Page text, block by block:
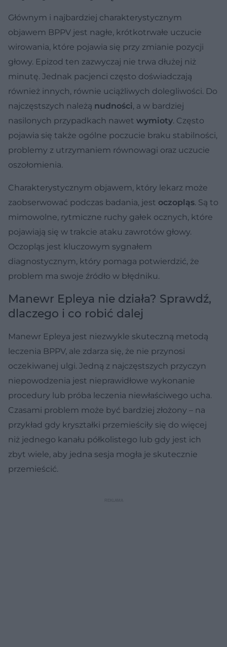
Głównym i najbardziej charakterystycznym
objawem BPPV jest nagłe, krótkotrwałe uczucie
wirowania, które pojawia się przy zmianie pozycji
głowy. Epizod ten zazwyczaj nie trwa dłużej niż
minutę. Jednak pacjenci często doświadczają
również innych, równie uciążliwych dolegliwości. Do
najczęstszych należą nudności, a w bardziej
nasilonych przypadkach nawet wymioty. Często
pojawia się także ogólne poczucie braku stabilności,
problemy z utrzymaniem równowagi oraz uczucie
oszołomienia.
Charakterystycznym objawem, który lekarz może
zaobserwować podczas badania, jest oczopląs. Są to
mimowolne, rytmiczne ruchy gałek ocznych, które
pojawiają się w trakcie ataku zawrotów głowy.
Oczopląs jest kluczowym sygnałem
diagnostycznym, który pomaga potwierdzić, że
problem ma swoje źródło w błędniku.
Manewr Epleya nie działa? Sprawdź,
dlaczego i co robić dalej
Manewr Epleya jest niezwykle skuteczną metodą
leczenia BPPV, ale zdarza się, że nie przynosi
oczekiwanej ulgi. Jedną z najczęstszych przyczyn
niepowodzenia jest nieprawidłowe wykonanie
procedury lub próba leczenia niewłaściwego ucha.
Czasami problem może być bardziej złożony – na
przykład gdy kryształki przemieściły się do więcej
niż jednego kanału półkolistego lub gdy jest ich
zbyt wiele, aby jedna sesja mogła je skutecznie
przemieścić.